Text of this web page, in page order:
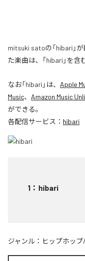
mitsuki satoの「hibari」
た楽曲は、「hibari」を含
なお「hibari 」は、 Apple
Music、 Amazon Music
ができる。
各配信サービス： hibari
1 ： hibari
ジャンル： ヒップホッ